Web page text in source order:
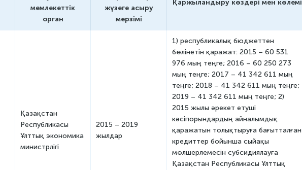
Бизнес-омбудсменнің
мемлекеттік
орган
жүзеге асыру
мерзімі
Қаржыландыру көздері мен көлемі
Қазақстан
Республикасы
Ұлттық экономика
министрлігі
2015 – 2019
жылдар
1) республикалық бюджеттен
бөлінетін қаражат: 2015 – 60 531
976 мың теңге; 2016 – 60 250 273
мың теңге; 2017 – 41 342 611 мың
теңге; 2018 – 41 342 611 мың теңге;
2019 – 41 342 611 мың теңге; 2)
2015 жылы әрекет етуші
кәсіпорындардың айналымдық
қаражатын толықтыруға бағытталған
кредиттер бойынша сыйақы
мөлшерлемесін субсидиялауға
Қазақстан Республикасы Ұлттық